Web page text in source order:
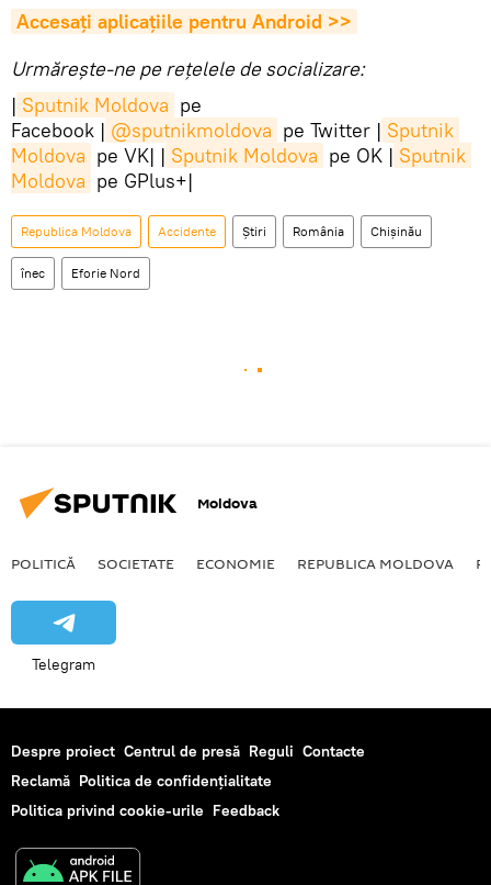
Accesaţi aplicaţiile pentru Android >>
Urmărește-ne pe rețelele de socializare:
| Sputnik Moldova pe
Facebook | @sputnikmoldova pe Twitter | Sputnik
Moldova pe VK| | Sputnik Moldova pe OK | Sputnik
Moldova pe GPlus+|
Republica Moldova Accidente Știri România Chișinău
înec Eforie Nord
Moldova
POLITICĂ SOCIETATE ECONOMIE REPUBLICA MOLDOVA
Telegram
Despre proiect Centrul de presă Reguli Contacte
Reclamă Politica de confidențialitate
Politica privind cookie-urile Feedback